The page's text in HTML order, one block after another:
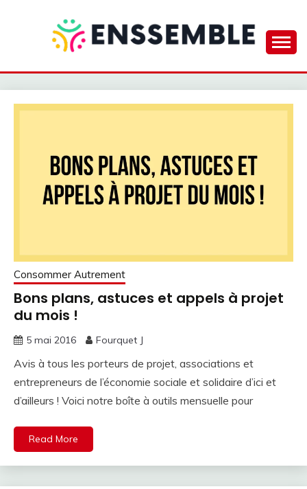
ENSSEMBLE
Consommer Autrement
Bons plans, astuces et appels à projet
du mois !
5 mai 2016 Fourquet J
Avis à tous les porteurs de projet, associations et
entrepreneurs de l’économie sociale et solidaire d’ici et
d’ailleurs ! Voici notre boîte à outils mensuelle pour
Read More